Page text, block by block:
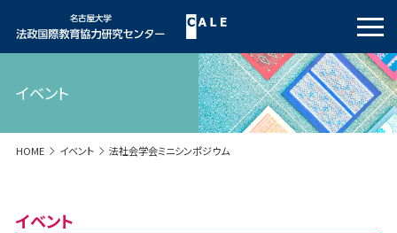
イベント
HOME イベント 法社会学会ミニシンポジウム
イベント